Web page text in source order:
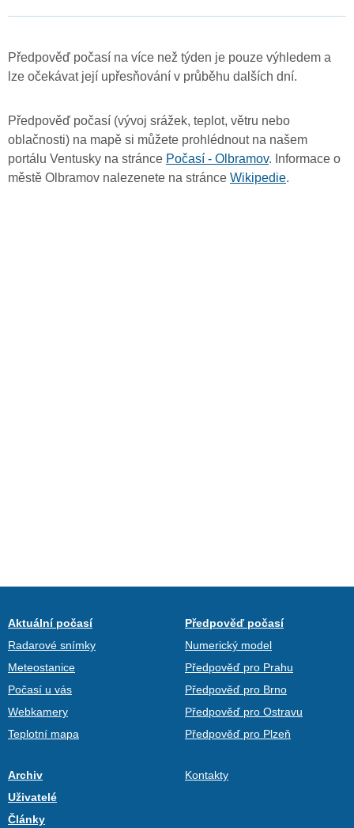
Předpověď počasí na více než týden je pouze výhledem a
lze očekávat její upřesňování v průběhu dalších dní.
Předpověď počasí (vývoj srážek, teplot, větru nebo
oblačnosti) na mapě si můžete prohlédnout na našem
portálu Ventusky na stránce Počasí - Olbramov. Informace o
městě Olbramov nalezenete na stránce Wikipedie.
Aktuální počasí
Radarové snímky
Meteostanice
Počasí u vás
Webkamery
Teplotní mapa
Předpověď počasí
Numerický model
Předpověď pro Prahu
Předpověď pro Brno
Předpověď pro Ostravu
Předpověď pro Plzeň
Archiv
Uživatelé
Články
Kontakty